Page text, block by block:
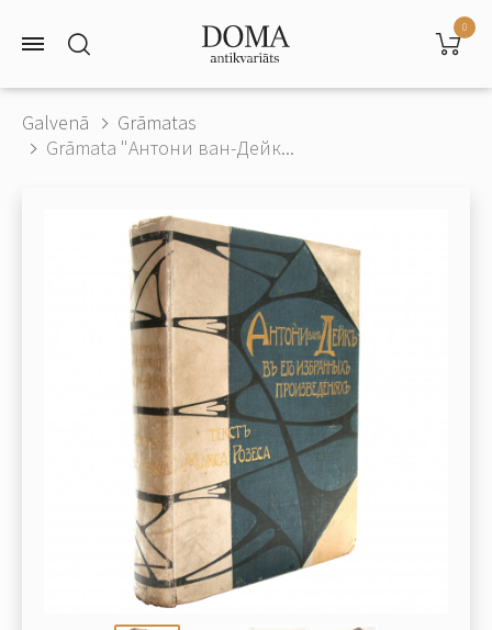
0
Galvenā
Grāmatas
Grāmata "Антони ван-Дейк...